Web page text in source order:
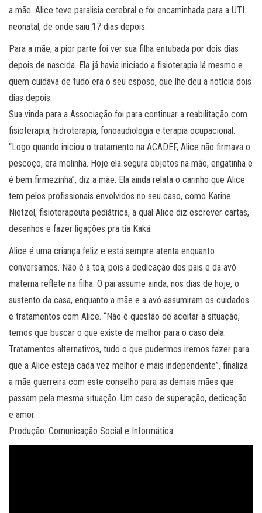
a mãe. Alice teve paralisia cerebral e foi encaminhada para a UTI
neonatal, de onde saiu 17 dias depois.
Para a mãe, a pior parte foi ver sua filha entubada por dois dias
depois de nascida. Ela já havia iniciado a fisioterapia lá mesmo e
quem cuidava de tudo era o seu esposo, que lhe deu a notícia dois
dias depois.
Sua vinda para a Associação foi para continuar a reabilitação com
fisioterapia, hidroterapia, fonoaudiologia e terapia ocupacional.
“Logo quando iniciou o tratamento na ACADEF, Alice não firmava o
pescoço, era molinha. Hoje ela segura objetos na mão, engatinha e
é bem firmezinha”, diz a mãe. Ela ainda relata o carinho que Alice
tem pelos profissionais envolvidos no seu caso, como Karine
Nietzel, fisioterapeuta pediátrica, a qual Alice diz escrever cartas,
desenhos e fazer ligações pra tia Kaká.
Alice é uma criança feliz e está sempre atenta enquanto
conversamos. Não é à toa, pois a dedicação dos pais e da avó
materna reflete na filha. O pai assume ainda, nos dias de hoje, o
sustento da casa, enquanto a mãe e a avó assumiram os cuidados
e tratamentos com Alice. “Não é questão de aceitar a situação,
temos que buscar o que existe de melhor para o caso dela.
Tratamentos alternativos, tudo o que pudermos iremos fazer para
que a Alice esteja cada vez melhor e mais independente”, finaliza
a mãe guerreira com este conselho para as demais mães que
passam pela mesma situação. Um caso de superação, dedicação
e amor.
Produção: Comunicação Social e Informática